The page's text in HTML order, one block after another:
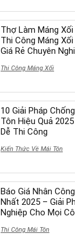
Thợ Làm Máng
Thi Công Máng
Giá Rẻ Chuyên
Thi Công Máng Xối
10 Giải Pháp
Tôn Hiệu Quả
Dễ Thi Công
Kiến Thức Về Mái Tôn
Báo Giá Nhân
Nhất 2025 – Giải
Nghiệp Cho Mọi
Thi Công Mái Tôn